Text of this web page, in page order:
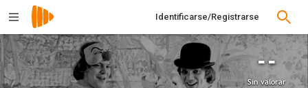
Identificarse/Registrarse
--
Sin valorar